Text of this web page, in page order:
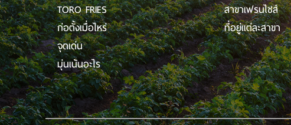
TORO FRIES
ก่อตั้งเมื่อไหร่
จุดเด่น
มุ่นเน้นอะไร
สาขาเฟรนไชส์
ที่อยู่แต่ละสาขา